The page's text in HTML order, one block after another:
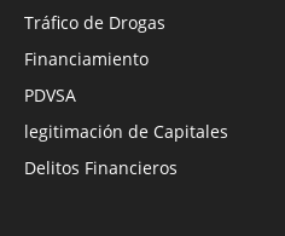
Tráfico de Drogas
Financiamiento
PDVSA
legitimación de Capitales
Delitos Financieros